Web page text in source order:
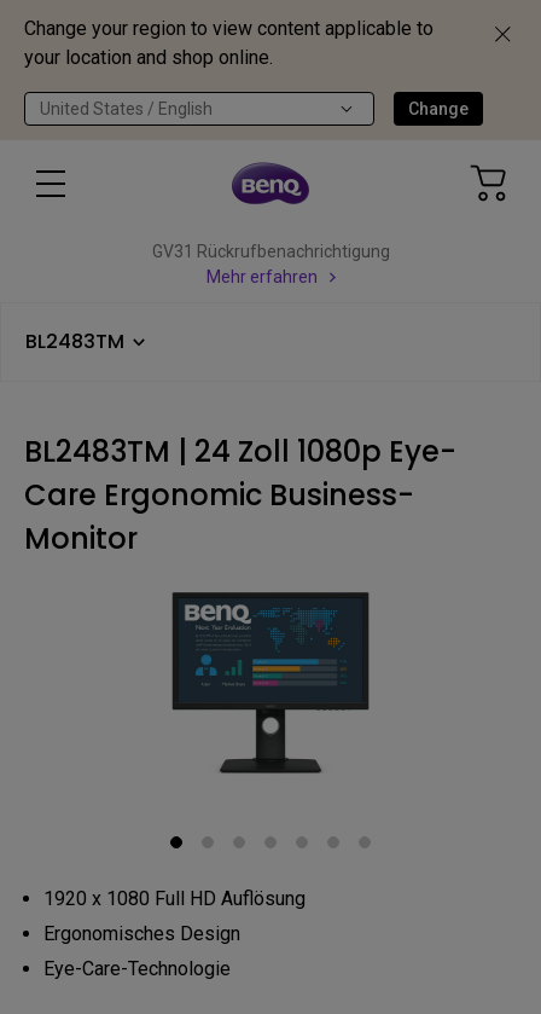
Change your region to view content applicable to
your location and shop online.
United States / English Change
GV31 Rückrufbenachrichtigung
Mehr erfahren
BL2483TM
BL2483TM | 24 Zoll 1080p Eye-
Care Ergonomic Business-
Monitor
1920 x 1080 Full HD Auflösung
Ergonomisches Design
Eye-Care-Technologie